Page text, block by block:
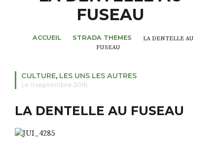
ALTER STRADA
FUSEAU
ACCUEIL STRADA THEMES
LA DENTELLE AU
FUSEAU
CULTURE, LES UNS LES AUTRES
Le 11 septembre 2016
LA DENTELLE AU FUSEAU